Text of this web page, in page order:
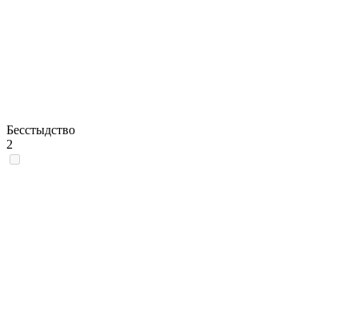
Бесстыдство
2